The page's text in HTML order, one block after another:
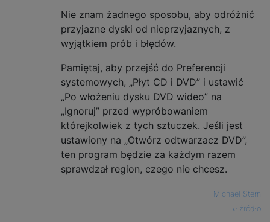
Nie znam żadnego sposobu, aby odróżnić
przyjazne dyski od nieprzyjaznych, z
wyjątkiem prób i błędów.
Pamiętaj, aby przejść do Preferencji
systemowych, „Płyt CD i DVD” i ustawić
„Po włożeniu dysku DVD wideo” na
„Ignoruj” przed wypróbowaniem
którejkolwiek z tych sztuczek. Jeśli jest
ustawiony na „Otwórz odtwarzacz DVD”,
ten program będzie za każdym razem
sprawdzał region, czego nie chcesz.
Michael Stern
źródło